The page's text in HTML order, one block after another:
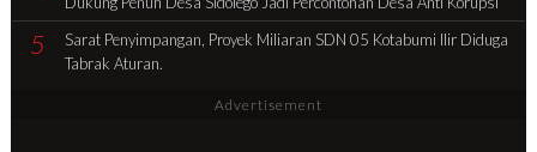
5
Sarat Penyimpangan, Proyek Miliaran SDN 05 Kotabumi Ilir Diduga
Tabrak Aturan.
Advertisement